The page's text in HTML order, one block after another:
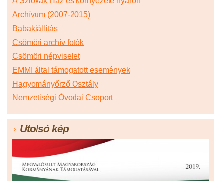
Archívum (2007-2015)
Babakiállítás
Csömöri archív fotók
Csömöri népviselet
EMMI által támogatott események
Hagyományőrző Osztály
Nemzetiségi Óvodai Csoport
Utolsó kép